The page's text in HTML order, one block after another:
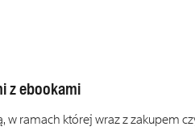
z ebookami
ramach której wraz z zakupem